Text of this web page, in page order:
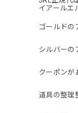
イアールエ
ゴールドの
シルバーの
クーポンが
道具の整理